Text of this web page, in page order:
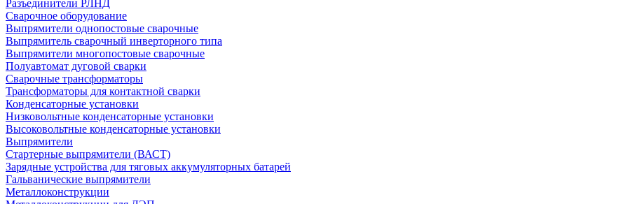
Разъединители РЛНД
Сварочное оборудование
Выпрямители однопостовые сварочные
Выпрямитель сварочный инверторного типа
Выпрямители многопостовые сварочные
Полуавтомат дуговой сварки
Сварочные трансформаторы
Трансформаторы для контактной сварки
Конденсаторные установки
Низковольтные конденсаторные установки
Высоковольтные конденсаторные установки
Выпрямители
Стартерные выпрямители (ВАСТ)
Зарядные устройства для тяговых аккумуляторных батарей
Гальванические выпрямители
Металлоконструкции